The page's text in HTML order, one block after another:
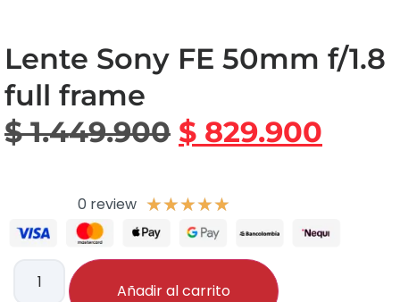
Lente Sony FE 50mm f/1.8
full frame
$1.449.900 $ 829.900
0 review ★★★★★
Añadir al carrito